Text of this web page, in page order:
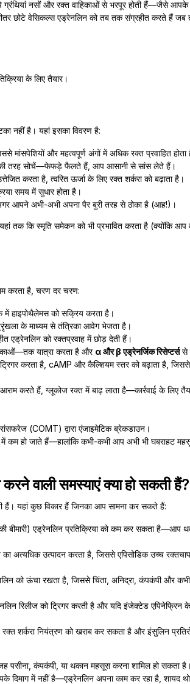
नसों और रक्त वाहिकाओं से भरपूर होती हैं—जैसे आपके
छोटे वेसिकल्स एड्रेनलिन को तब तक संग्रहीत करते हैं जब
के लिए तैयार।
नहीं है। यहां इसका विवरण है:
मांसपेशियों और महत्वपूर्ण अंगों में अधिक रक्त प्रवाहित होता
की तरह सोचें—फेफड़े फैलते हैं, आप आसानी से सांस लेते हैं।
करता है, त्वरित ऊर्जा के लिए रक्त शर्करा को बढ़ाता है।
समय में सुधार होता है।
आपने अभी-अभी अपना पैर बुरी तरह से ठोका है (आह!)।
तक कि स्मृति समेकन को भी प्रभावित करता है (क्योंकि आप
करता है, चरण दर चरण:
हाइपोथैलेमस को सक्रिय करता है।
के माध्यम से तंत्रिका आवेग भेजता है।
एड्रेनलिन को रक्तप्रवाह में छोड़ देती हैं।
यात्रा करता है और α और β एड्रेनर्जिक रिसेप्टर्ससे
ट्रिगर करता है, cAMP और कैल्शियम स्तर को बढ़ाता है,
करते हैं, ग्लूकोज रक्त में बाढ़ लाता है—कार्रवाई के लिए
(COMT) द्वारा एंजाइमेटिक ब्रेकडाउन।
में कम हो जाते हैं—हालांकि कभी-कभी आप अभी भी घबराहट
वाली समस्याएं क्या हो सकती हैं?
यहां कुछ विकार हैं जिनका आप सामना कर सकते हैं:
की बीमारी) एड्रेनलिन प्रतिक्रिया को कम कर सकता
अत्यधिक उत्पादन करता है, जिससे एपिसोडिक उच्च
को ऊंचा रखता है, जिससे चिंता, अनिद्रा, कंपकंपी और कभी-
रिलीज को ट्रिगर करती है और यदि इंजेक्टेड एपिनेफ्रिन
शर्करा नियंत्रण को खराब कर सकता है और इंसुलिन
पसीना, कंपकंपी, या थकान महसूस करना शामिल हो सकता
दिमाग में नहीं है—एड्रेनलिन अपना काम कर रहा है, शायद